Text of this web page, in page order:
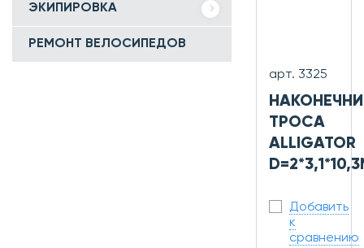
ЭКИПИРОВКА
РЕМОНТ ВЕЛОСИПЕДОВ
арт. 3325
ТРОСА
ALLIGATOR
Добавить
к
сравнению